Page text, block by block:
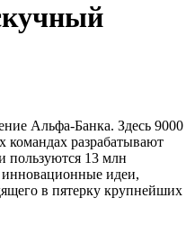
Альфа-Банка. Здесь 9000
командах разрабатывают
пользуются 13 млн
идеи,
в пятерку крупнейших